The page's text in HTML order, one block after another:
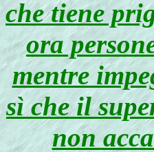
che tiene
ora
mentre
sì che il
non